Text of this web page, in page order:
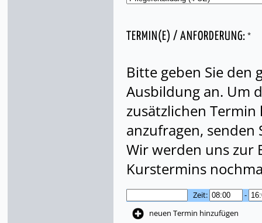
TERMIN(E) / ANFORDERUNG: *
Bitte geben Sie den
Ausbildung an. Um
zusätzlichen
anzufragen, senden
Wir werden uns zur
Kurstermins
Zeit:
-
neuen Termin hinzufügen